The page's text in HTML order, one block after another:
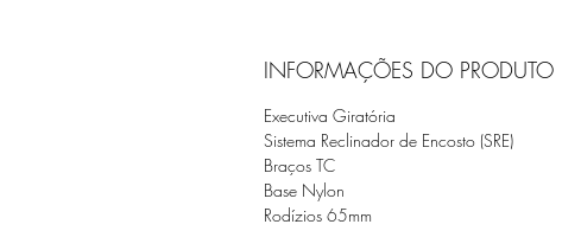
INFORMAÇÕES DO PRODUTO
Executiva Giratória
Sistema Reclinador de Encosto (SRE)
Braços TC
Base Nylon
Rodízios 65mm